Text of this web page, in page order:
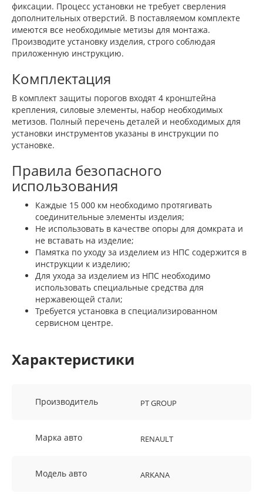
фиксации. Процесс установки не требует сверления
дополнительных отверстий. В поставляемом комплекте
имеются все необходимые метизы для монтажа.
Производите установку изделия, строго соблюдая
приложенную инструкцию.
Комплектация
В комплект защиты порогов входят 4 кронштейна
крепления, силовые элементы, набор необходимых
метизов. Полный перечень деталей и необходимых для
установки инструментов указаны в инструкции по
установке.
Правила безопасного
использования
Каждые 15 000 км необходимо протягивать
соединительные элементы изделия;
Не использовать в качестве опоры для домкрата и
не вставать на изделие;
Памятка по уходу за изделием из НПС содержится в
инструкции к изделию;
Для ухода за изделием из НПС необходимо
использовать специальные средства для
нержавеющей стали;
Требуется установка в специализированном
сервисном центре.
Характеристики
Производитель PT GROUP
Марка авто RENAULT
Модель авто ARKANA